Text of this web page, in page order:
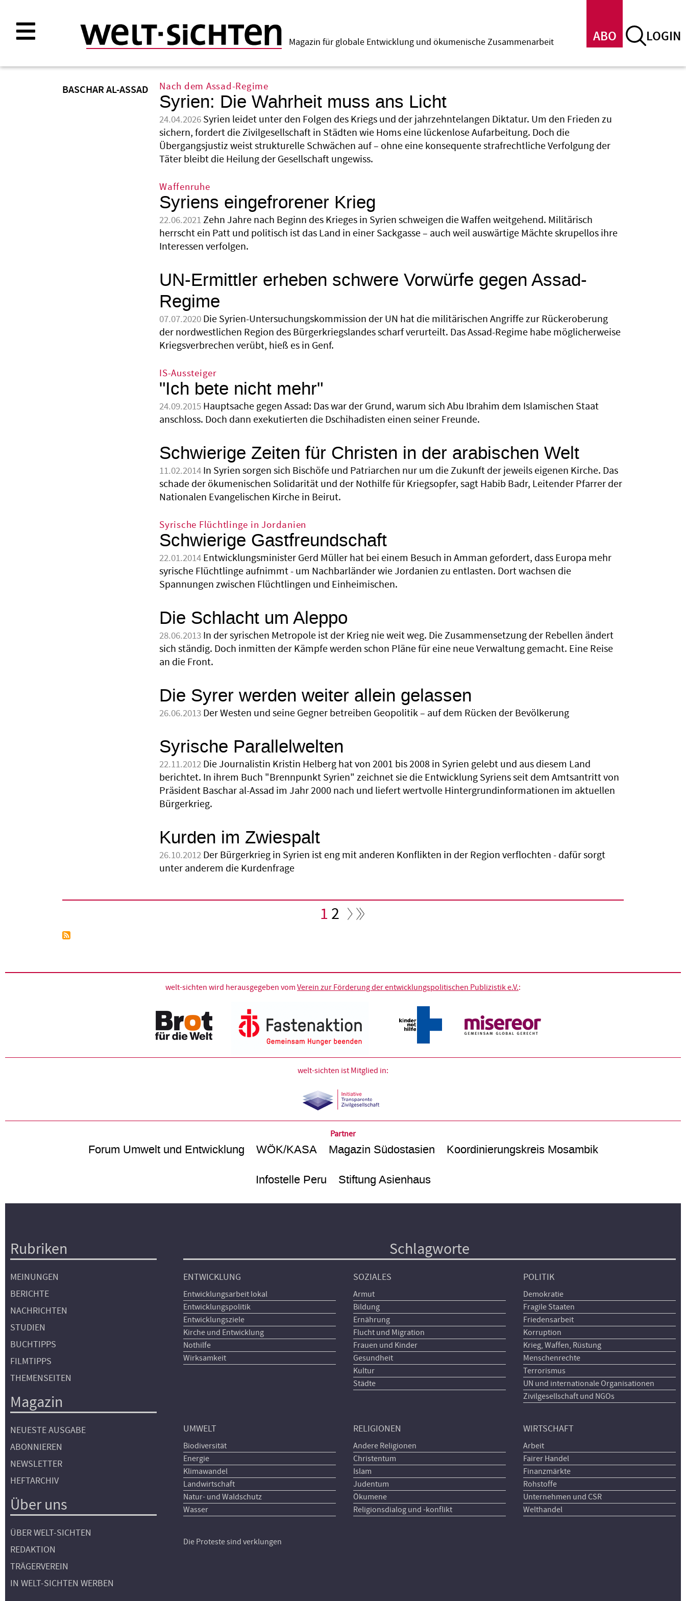
Inhalt
ABO LOGIN
Magazin für globale Entwicklung und ökumenische Zusammenarbeit
BASCHAR AL-ASSAD Nach dem Assad-Regime
Syrien: Die Wahrheit muss ans Licht
24.04.2026 Syrien leidet unter den Folgen des Kriegs und der jahrzehntelangen Diktatur. Um den Frieden zu
sichern, fordert die Zivilgesellschaft in Städten wie Homs eine lückenlose Aufarbeitung. Doch die
Übergangsjustiz weist strukturelle Schwächen auf – ohne eine konsequente strafrechtliche Verfolgung der
Täter bleibt die Heilung der Gesellschaft ungewiss.
Waffenruhe
Syriens eingefrorener Krieg
22.06.2021 Zehn Jahre nach Beginn des Krieges in Syrien schweigen die Waffen weitgehend. Militärisch
herrscht ein Patt und politisch ist das Land in einer Sackgasse – auch weil auswärtige Mächte skrupellos ihre
Interessen verfolgen.
UN-Ermittler erheben schwere Vorwürfe gegen Assad-
Regime
07.07.2020 Die Syrien-Untersuchungskommission der UN hat die militärischen Angriffe zur Rückeroberung
der nordwestlichen Region des Bürgerkriegslandes scharf verurteilt. Das Assad-Regime habe möglicherweise
Kriegsverbrechen verübt, hieß es in Genf.
IS-Aussteiger
"Ich bete nicht mehr"
24.09.2015 Hauptsache gegen Assad: Das war der Grund, warum sich Abu Ibrahim dem Islamischen Staat
anschloss. Doch dann exekutierten die Dschihadisten einen seiner Freunde.
Schwierige Zeiten für Christen in der arabischen Welt
11.02.2014 In Syrien sorgen sich Bischöfe und Patriarchen nur um die Zukunft der jeweils eigenen Kirche. Das
schade der ökumenischen Solidarität und der Nothilfe für Kriegsopfer, sagt Habib Badr, Leitender Pfarrer der
Nationalen Evangelischen Kirche in Beirut.
Syrische Flüchtlinge in Jordanien
Schwierige Gastfreundschaft
22.01.2014 Entwicklungsminister Gerd Müller hat bei einem Besuch in Amman gefordert, dass Europa mehr
syrische Flüchtlinge aufnimmt - um Nachbarländer wie Jordanien zu entlasten. Dort wachsen die
Spannungen zwischen Flüchtlingen und Einheimischen.
Die Schlacht um Aleppo
28.06.2013 In der syrischen Metropole ist der Krieg nie weit weg. Die Zusammen­­setzung der Rebellen ändert
sich ständig. Doch inmitten der Kämpfe werden schon Pläne für eine neue Verwaltung gemacht. Eine Reise
an die Front.
Die Syrer werden weiter allein gelassen
26.06.2013 Der Westen und seine Gegner betreiben Geopolitik – auf dem Rücken der Bevölkerung
Syrische Parallelwelten
22.11.2012 Die Journalistin Kristin Helberg hat von 2001 bis 2008 in Syrien gelebt und aus diesem Land
berichtet. In ihrem Buch "Brennpunkt Syrien" zeichnet sie die Entwicklung Syriens seit dem Amtsantritt von
Präsident Baschar al-Assad im Jahr 2000 nach und liefert wertvolle Hintergrundinformationen im aktuellen
Bürgerkrieg.
Kurden im Zwiespalt
26.10.2012 Der Bürgerkrieg in Syrien ist eng mit anderen Konflikten in der Region verflochten - dafür sorgt
unter anderem die Kurdenfrage
Seitennummerierung
Aktuelle
1 Seite
2
welt-sichten wird herausgegeben vom Verein zur Förderung der entwicklungspolitischen Publizistik e.V.:
welt-sichten ist Mitglied in:
Partner
Forum Umwelt und Entwicklung WÖK/KASA Magazin Südostasien Koordinierungskreis Mosambik
Infostelle Peru Stiftung Asienhaus
Hauptnavigation
Rubriken
MEINUNGEN
BERICHTE
NACHRICHTEN
STUDIEN
BUCHTIPPS
FILMTIPPS
THEMENSEITEN
Magazin
NEUESTE AUSGABE
ABONNIEREN
NEWSLETTER
HEFTARCHIV
Über uns
ÜBER WELT-SICHTEN
REDAKTION
TRÄGERVEREIN
IN WELT-SICHTEN WERBEN
Schlagworte
ENTWICKLUNG
Entwicklungsarbeit lokal
Entwicklungspolitik
Entwicklungsziele
Kirche und Entwicklung
Nothilfe
Wirksamkeit
SOZIALES
Armut
Bildung
Ernährung
Flucht und Migration
Frauen und Kinder
Gesundheit
Kultur
Städte
POLITIK
Demokratie
Fragile Staaten
Friedensarbeit
Korruption
Krieg, Waffen, Rüstung
Menschenrechte
Terrorismus
UN und internationale Organisationen
Zivilgesellschaft und NGOs
UMWELT
Biodiversität
Energie
Klimawandel
Landwirtschaft
Natur- und Waldschutz
Wasser
RELIGIONEN
Andere Religionen
Christentum
Islam
Judentum
Ökumene
Religionsdialog und -konflikt
WIRTSCHAFT
Arbeit
Fairer Handel
Finanzmärkte
Rohstoffe
Unternehmen und CSR
Welthandel
Die Proteste sind verklungen